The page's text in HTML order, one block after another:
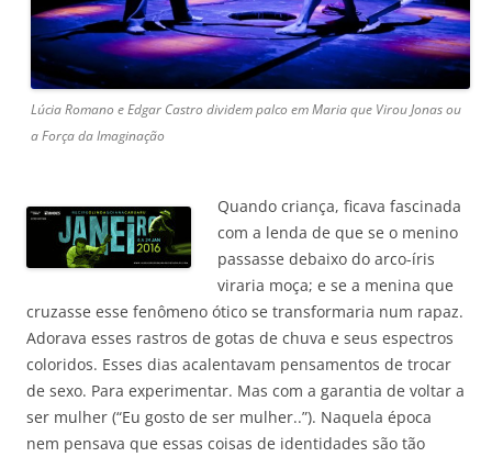
Lúcia Romano e Edgar Castro dividem palco em Maria que Virou Jonas ou
a Força da Imaginação
Quando criança, ficava fascinada
com a lenda de que se o menino
passasse debaixo do arco-íris
viraria moça; e se a menina que
cruzasse esse fenômeno ótico se transformaria num rapaz.
Adorava esses rastros de gotas de chuva e seus espectros
coloridos. Esses dias acalentavam pensamentos de trocar
de sexo. Para experimentar. Mas com a garantia de voltar a
ser mulher (“Eu gosto de ser mulher..”). Naquela época
nem pensava que essas coisas de identidades são tão